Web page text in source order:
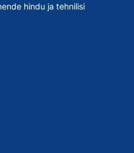
hindu ja tehnilisi